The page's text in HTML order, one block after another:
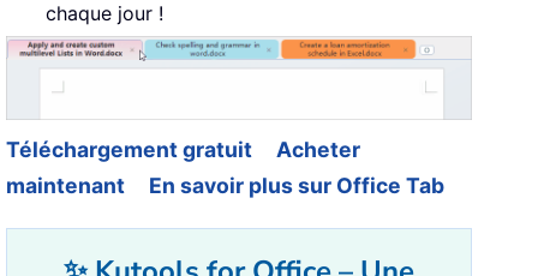
chaque jour !
Téléchargement gratuit
Acheter
maintenant
En savoir plus sur Office Tab